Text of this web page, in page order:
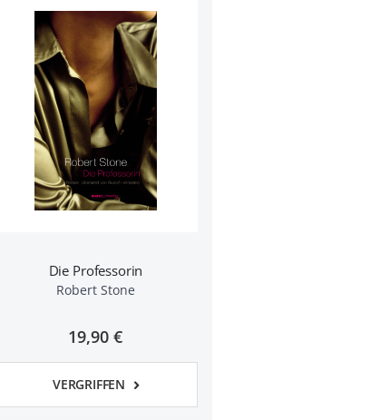
Die Professorin
Robert Stone
19,90 €
VERGRIFFEN